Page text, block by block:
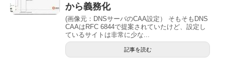
から義務化
(画像元：DNSサーバのCAA設定） そもそもDNS
CAAはRFC 6844で提案されていたけど、設定し
ているサイトは非常に少な...
記事を読む